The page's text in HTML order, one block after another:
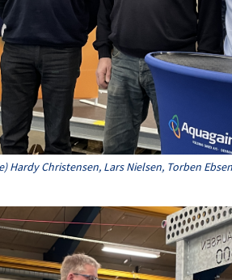
Hardy Christensen, Lars Nielsen, Torben